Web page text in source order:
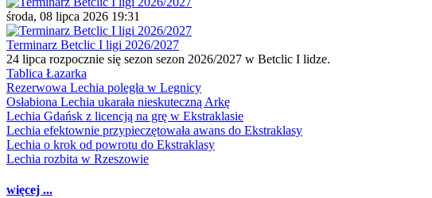
środa, 08 lipca 2026 19:31
Terminarz Betclic I ligi 2026/2027
24 lipca rozpocznie się sezon sezon 2026/2027 w Betclic I lidze.
Tablica Łazarka
Rezerwowa Lechia poległa w Legnicy
Osłabiona Lechia ukarała nieskuteczną Arkę
Lechia Gdańsk z licencją na grę w Ekstraklasie
Lechia efektownie przypieczętowała awans do Ekstraklasy
Lechia o krok od powrotu do Ekstraklasy
Lechia rozbita w Rzeszowie
więcej ...